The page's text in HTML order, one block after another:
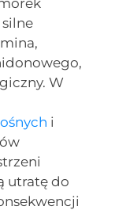
W
i
utratę do